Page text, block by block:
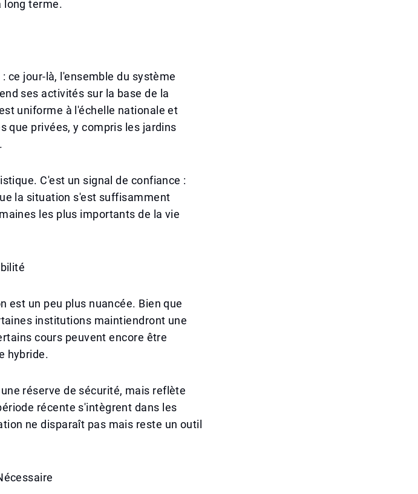
long terme.
ce jour-là, l'ensemble du système
ses activités sur la base de la
uniforme à l'échelle nationale et
que privées, y compris les jardins
C'est un signal de confiance :
la situation s'est suffisamment
les plus importants de la vie
est un peu plus nuancée. Bien que
institutions maintiendront une
cours peuvent encore être
hybride.
réserve de sécurité, mais reflète
récente s'intègrent dans les
ne disparaît pas mais reste un outil